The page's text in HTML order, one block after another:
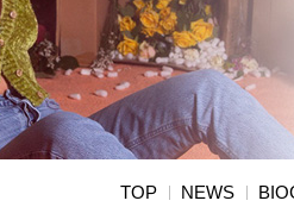
TOP NEWS